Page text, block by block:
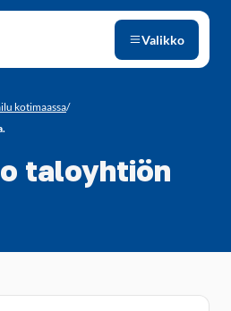
Valikko
kotimaassa/
taloyhtiön